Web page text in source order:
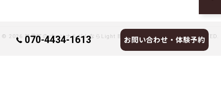
070-4434-1613 お問い合わせ・体験予約
© 2026 目黒区のパーソナルジムならLight Body gymへ ALL RIGHTS RESERVED.